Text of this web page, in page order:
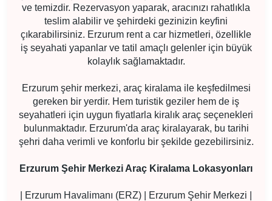
ve temizdir. Rezervasyon yaparak, aracınızı rahatlıkla
teslim alabilir ve şehirdeki gezinizin keyfini
çıkarabilirsiniz. Erzurum rent a car hizmetleri, özellikle
iş seyahati yapanlar ve tatil amaçlı gelenler için büyük
kolaylık sağlamaktadır.
Erzurum şehir merkezi, araç kiralama ile keşfedilmesi
gereken bir yerdir. Hem turistik geziler hem de iş
seyahatleri için uygun fiyatlarla kiralık araç seçenekleri
bulunmaktadır. Erzurum'da araç kiralayarak, bu tarihi
şehri daha verimli ve konforlu bir şekilde gezebilirsiniz.
Erzurum Şehir Merkezi Araç Kiralama Lokasyonları
| Erzurum Havalimanı (ERZ) | Erzurum Şehir Merkezi |